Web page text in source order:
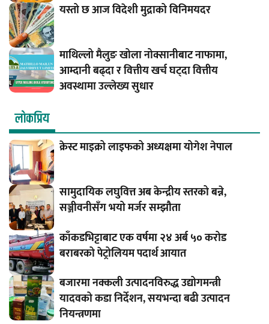
यस्तो छ आज विदेशी मुद्राको विनिमयदर
माथिल्लो मैलुङ खोला नोक्सानीबाट नाफामा,
आम्दानी बढ्दा र वित्तीय खर्च घट्दा वित्तीय
अवस्थामा उल्लेख्य सुधार
लाेकप्रिय
क्रेस्ट माइक्रो लाइफको अध्यक्षमा योगेश नेपाल
सामुदायिक लघुवित्त अब केन्द्रीय स्तरको बन्ने,
सञ्जीवनीसँग भयो मर्जर सम्झौता
काँकडभिट्टाबाट एक वर्षमा २४ अर्ब ५० करोड
बराबरको पेट्रोलियम पदार्थ आयात
बजारमा नक्कली उत्पादनविरुद्ध उद्योगमन्त्री
यादवको कडा निर्देशन, सयभन्दा बढी उत्पादन
नियन्त्रणमा